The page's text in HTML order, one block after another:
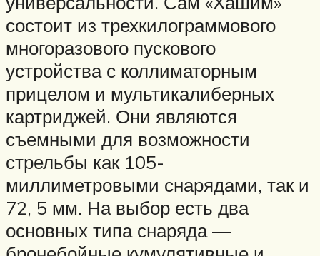
состоит из трехкилограммового
многоразового пускового
устройства с коллиматорным
прицелом и мультикалиберных
картриджей. Они являются
съемными для возможности
стрельбы как 105-
миллиметровыми снарядами, так и
72, 5 мм. На выбор есть два
основных типа снаряда —